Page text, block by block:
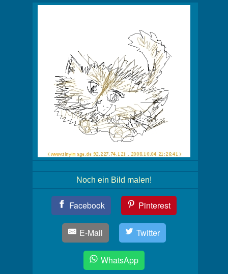
Noch ein Bild malen!
Facebook Pinterest
E-Mail Twitter
WhatsApp